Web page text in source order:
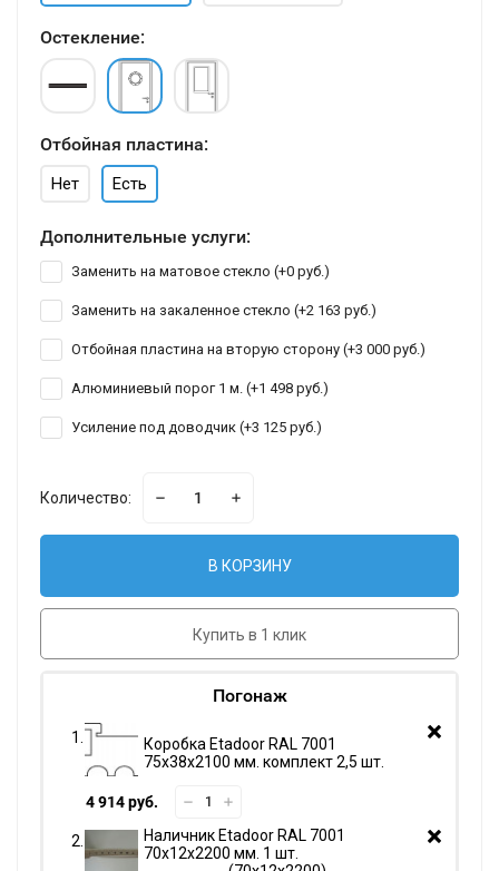
Остекление:
Отбойная пластина:
Нет Есть
Дополнительные услуги:
Заменить на матовое стекло (+0 руб. )
Заменить на закаленное стекло (+2 163 руб. )
Отбойная пластина на вторую сторону (+3 000 руб. )
Алюминиевый порог 1 м. (+1 498 руб. )
Усиление под доводчик (+3 125 руб. )
Количество:
В КОРЗИНУ
Купить в 1 клик
Погонаж
Коробка Etadoor RAL 7001
75х38х2100 мм. комплект 2,5 шт.
4 914 руб.
Наличник Etadoor RAL 7001
70х12х2200 мм. 1 шт.